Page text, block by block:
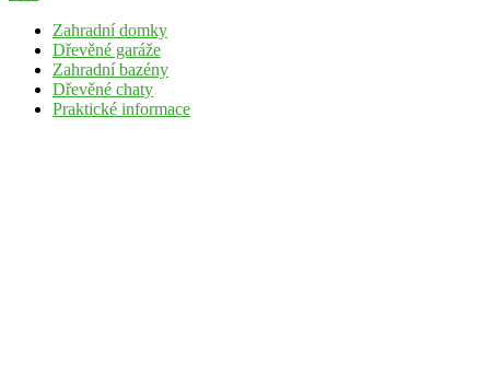
Zahradní domky
Dřevěné garáže
Zahradní bazény
Dřevěné chaty
Praktické informace